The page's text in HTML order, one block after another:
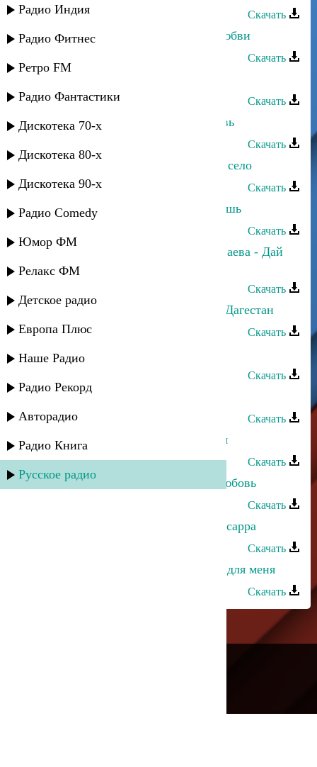
Радио Индия
Радио Фитнес
Ретро FM
Радио Фантастики
Дискотека 70-х
Дискотека 80-х
Дискотека 90-х
Радио Comedy
Юмор ФМ
Релакс ФМ
Детское радио
Европа Плюс
Наше Радио
Радио Рекорд
Авторадио
Радио Книга
Русское радио
Скачать
Замир и Марина Алиева - Голос любви
Скачать
Марина Мустафаева - Мавлид
Скачать
Марина Мустафаева - Наша любовь
Скачать
Марина Мустафаева - Мое родное село
Скачать
Марина Мустафаева - Зачем уходишь
Скачать
Азамат Юсупов и Марина Мустафаева - Дай
калым
Скачать
Марина Мустафаева - Свети, мой Дагестан
Скачать
Марина Мустафаева - Иди ко мне
Скачать
Марина Мустафаева - В горах
Скачать
Марина Мустафаева - Оставь меня
Скачать
Марина Мустафаева - Куда деть любовь
Скачать
Марина Мустафаева - Ну декIарсисарра
Скачать
Марина Мустафаева - Рожденный для меня
Скачать